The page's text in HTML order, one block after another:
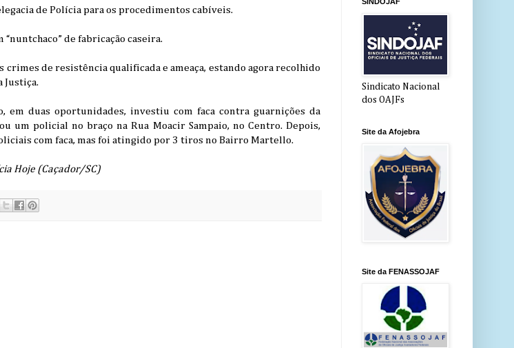
de Polícia para os procedimentos cabíveis.
de fabricação caseira.
crimes de resistência qualificada e ameaça, estando agora recolhido
Justiça.
em duas oportunidades, investiu com faca contra guarnições da
um policial no braço na Rua Moacir Sampaio, no Centro. Depois,
com faca, mas foi atingido por 3 tiros no Bairro Martello.
Hoje (Caçador/SC)
Sindicato Nacional
dos OAJFs
Site da Afojebra
Site da FENASSOJAF